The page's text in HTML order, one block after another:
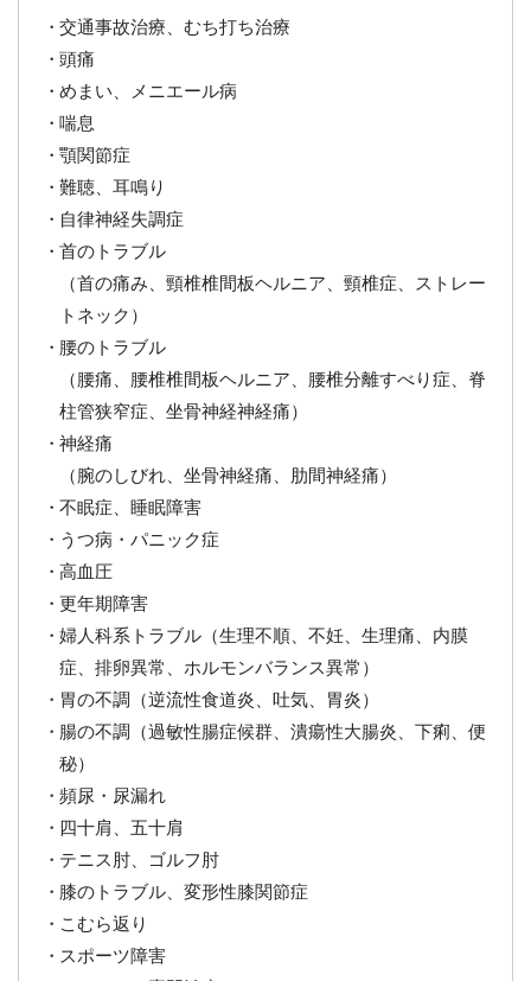
交通事故治療、むち打ち治療
頭痛
めまい、メニエール病
喘息
顎関節症
難聴、耳鳴り
自律神経失調症
首のトラブル
（首の痛み、頸椎椎間板ヘルニア、頸椎症、ストレー
トネック）
腰のトラブル
（腰痛、腰椎椎間板ヘルニア、腰椎分離すべり症、脊
柱管狭窄症、坐骨神経神経痛）
神経痛
（腕のしびれ、坐骨神経痛、肋間神経痛）
不眠症、睡眠障害
うつ病・パニック症
高血圧
更年期障害
婦人科系トラブル（生理不順、不妊、生理痛、内膜
症、排卵異常、ホルモンバランス異常）
胃の不調（逆流性食道炎、吐気、胃炎）
腸の不調（過敏性腸症候群、潰瘍性大腸炎、下痢、便
秘）
頻尿・尿漏れ
四十肩、五十肩
テニス肘、ゴルフ肘
膝のトラブル、変形性膝関節症
こむら返り
スポーツ障害